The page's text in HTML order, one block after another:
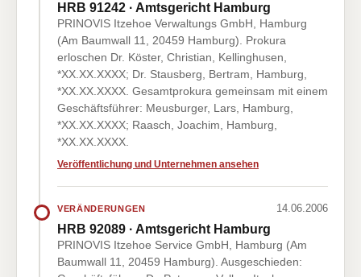
HRB 91242 · Amtsgericht Hamburg
PRINOVIS Itzehoe Verwaltungs GmbH, Hamburg
(Am Baumwall 11, 20459 Hamburg). Prokura
erloschen Dr. Köster, Christian, Kellinghusen,
*XX.XX.XXXX; Dr. Stausberg, Bertram, Hamburg,
*XX.XX.XXXX. Gesamtprokura gemeinsam mit einem
Geschäftsführer: Meusburger, Lars, Hamburg,
*XX.XX.XXXX; Raasch, Joachim, Hamburg,
*XX.XX.XXXX.
Veröffentlichung und Unternehmen ansehen
VERÄNDERUNGEN 14.06.2006
HRB 92089 · Amtsgericht Hamburg
PRINOVIS Itzehoe Service GmbH, Hamburg (Am
Baumwall 11, 20459 Hamburg). Ausgeschieden: